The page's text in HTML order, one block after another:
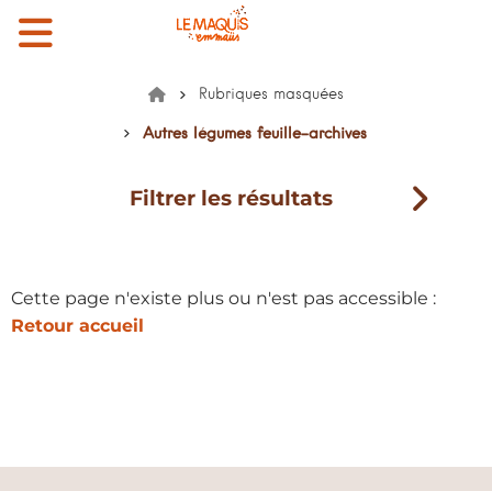
Rubriques masquées
Autres légumes feuille-archives
Filtrer les résultats
Cette page n'existe plus ou n'est pas accessible :
Retour accueil